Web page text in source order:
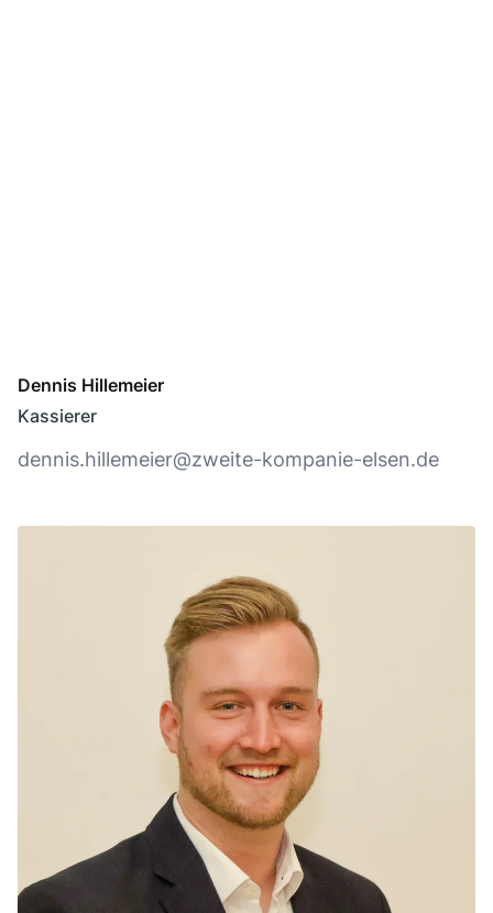
Dennis Hillemeier
Kassierer
dennis.hillemeier@zweite-kompanie-elsen.de